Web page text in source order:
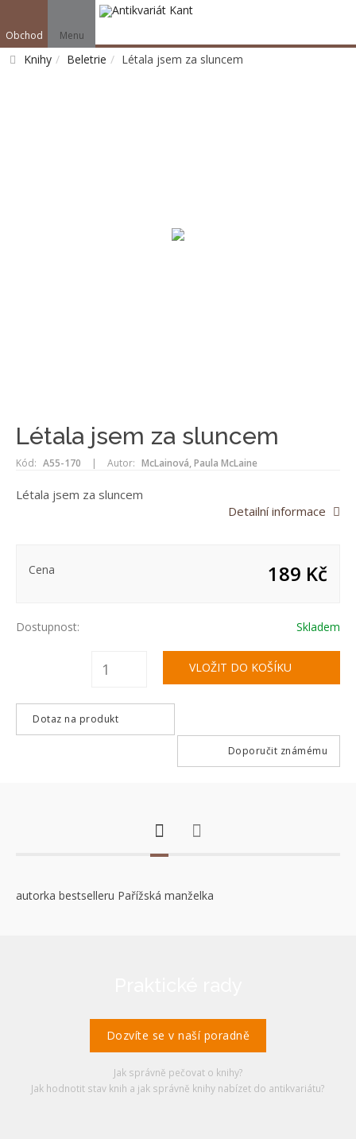
Obchod Menu
Knihy Beletrie Létala jsem za sluncem
Létala jsem za sluncem
Kód: A55-170 | Autor: McLainová, Paula McLaine
Létala jsem za sluncem
Detailní informace
Cena 189 Kč
Dostupnost: Skladem
Dotaz na produkt
Doporučit známému
autorka bestselleru Pařížská manželka
Dozvíte se v naší poradně
Jak správně pečovat o knihy?
Jak hodnotit stav knih a jak správně knihy nabízet do antikvariátu?